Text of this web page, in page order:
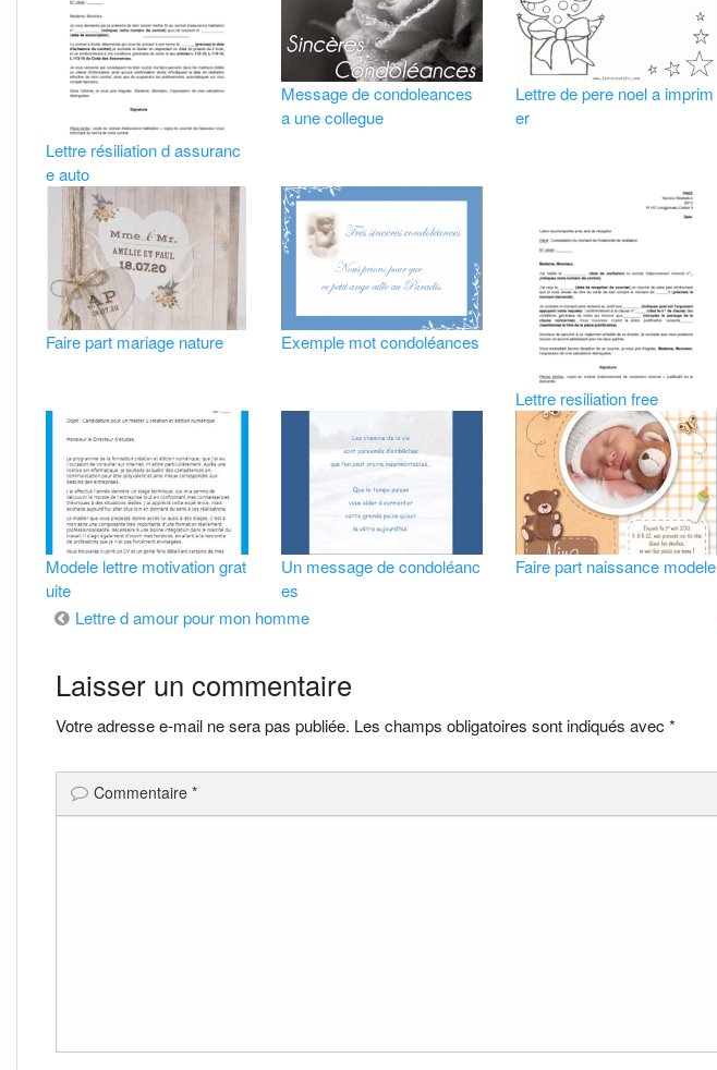
Lettre résiliation d assuranc
e auto
Message de condoleances
a une collegue
Lettre de pere noel a imprim
er
Faire part mariage nature Exemple mot condoléances
Lettre resiliation free
Modele lettre motivation grat
uite
Un message de condoléanc
es
Faire part naissance modele
Navigation
de
l’article
Lettre d amour pour mon homme
Laisser un commentaire
Votre adresse e-mail ne sera pas publiée. Les champs obligatoires sont indiqués avec *
Commentaire *